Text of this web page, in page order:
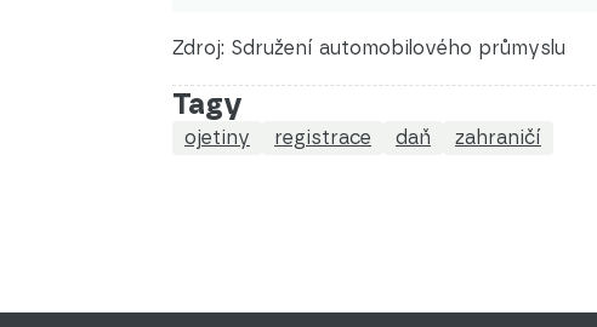
Zdroj: Sdružení automobilového průmyslu
Tagy
ojetiny registrace daň zahraničí